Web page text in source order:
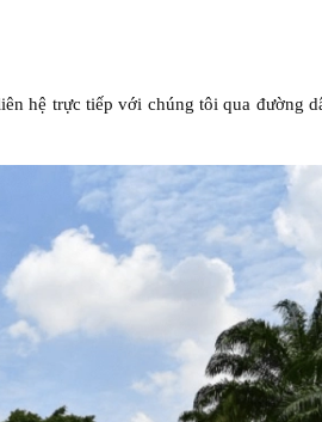
hệ trực tiếp với chúng tôi qua đường